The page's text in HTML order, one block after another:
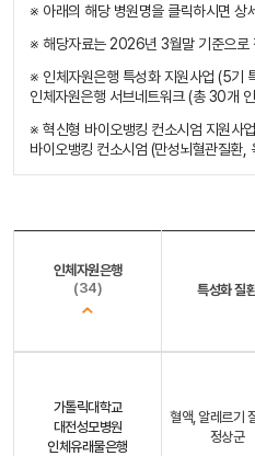
※ 아래의 해당 병원명을 클릭하시면 상
※ 해당자료는 2026년 3월말 기준으로
※ 인체자원은행 특성화 지원사업 (5기
인체자원은행 서브네트워크 (총 30개
※ 혁신형 바이오뱅킹 컨소시엄 지원사
바이오뱅킹 컨소시엄 (만성뇌혈관질환,
인체자원은행
(34)
특성화 질
가톨릭대학교
대전성모병원
인체유래물은행
혈액, 알레르기
정상군